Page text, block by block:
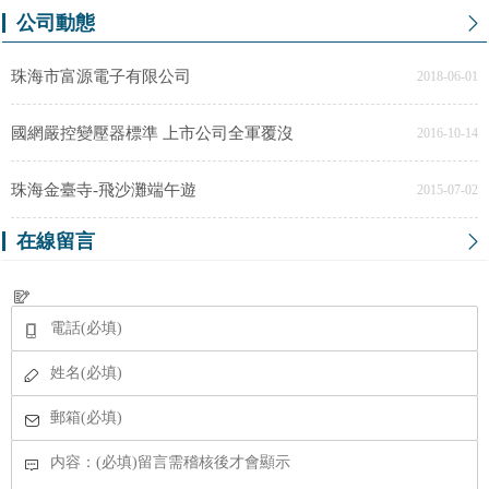
公司動態
珠海市富源電子有限公司 2018-06-01
國網嚴控變壓器標準 上市公司全軍覆沒 2016-10-14
珠海金臺寺-飛沙灘端午遊 2015-07-02
在線留言